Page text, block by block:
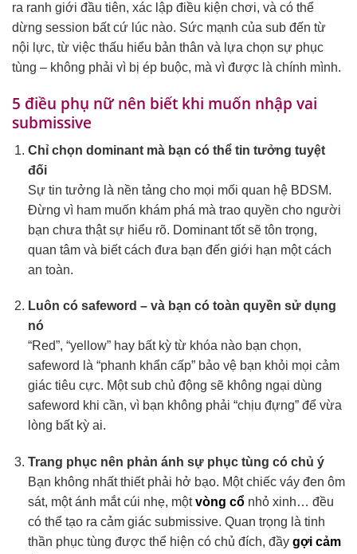
ra ranh giới đầu tiên, xác lập điều kiện chơi, và có thể
dừng session bất cứ lúc nào. Sức mạnh của sub đến từ
nội lực, từ việc thấu hiểu bản thân và lựa chọn sự phục
tùng – không phải vì bị ép buộc, mà vì được là chính mình.
5 điều phụ nữ nên biết khi muốn nhập vai
submissive
Chỉ chọn dominant mà bạn có thể tin tưởng tuyệt
đối
Sự tin tưởng là nền tảng cho mọi mối quan hệ BDSM.
Đừng vì ham muốn khám phá mà trao quyền cho người
bạn chưa thật sự hiểu rõ. Dominant tốt sẽ tôn trọng,
quan tâm và biết cách đưa bạn đến giới hạn một cách
an toàn.
Luôn có safeword – và bạn có toàn quyền sử dụng
nó
“Red”, “yellow” hay bất kỳ từ khóa nào bạn chọn,
safeword là “phanh khẩn cấp” bảo vệ bạn khỏi mọi cảm
giác tiêu cực. Một sub chủ động sẽ không ngại dùng
safeword khi cần, vì bạn không phải “chịu đựng” để vừa
lòng bất kỳ ai.
Trang phục nên phản ánh sự phục tùng có chủ ý
Bạn không nhất thiết phải hở bạo. Một chiếc váy đen ôm
sát, một ánh mắt cúi nhẹ, mộtvòng cổ nhỏ xinh… đều
có thể tạo ra cảm giác submissive. Quan trọng là tinh
thần phục tùng được thể hiện có chủ đích, đầy gợi cảm